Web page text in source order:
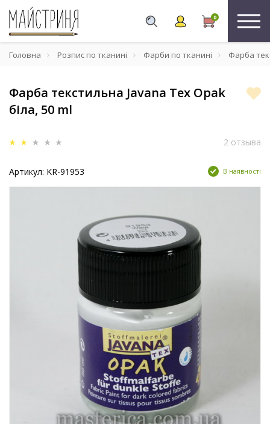
0
Головна Розпис по тканині Фарби по тканині Фарба
Фарба текстильна Javana Tex Opak
біла, 50 ml
2 отзыва
Артикул: KR-91953 В наявності